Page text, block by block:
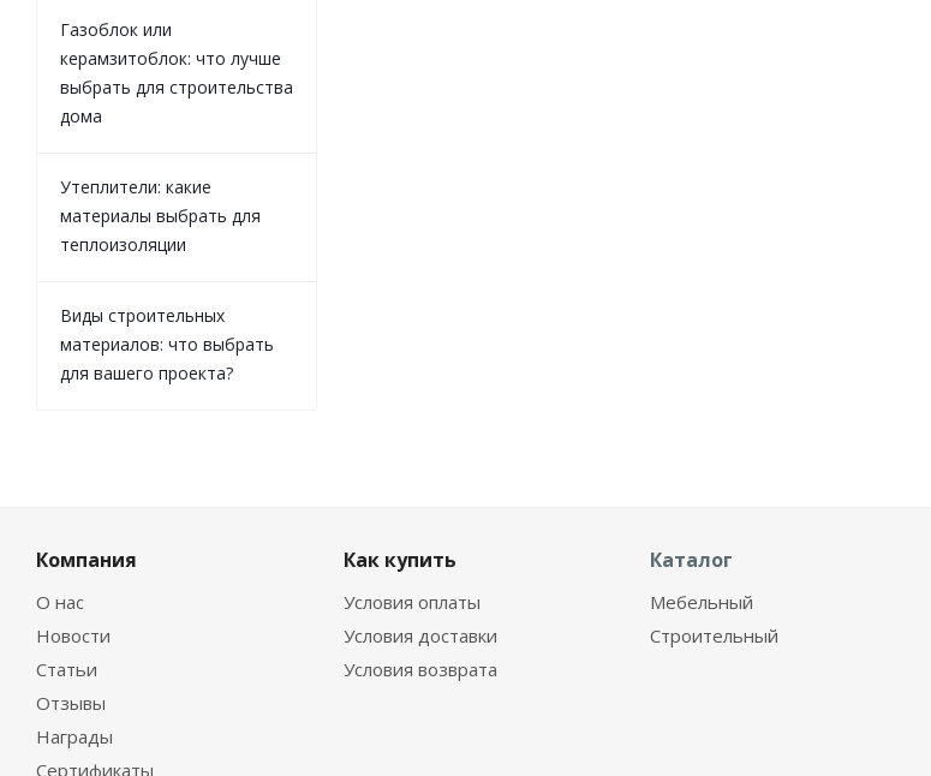
Газоблок или
керамзитоблок: что лучше
выбрать для строительства
дома
Утеплители: какие
материалы выбрать для
теплоизоляции
Виды строительных
материалов: что выбрать
для вашего проекта?
Компания
О нас
Новости
Статьи
Отзывы
Награды
Сертификаты
Как купить
Условия оплаты
Условия доставки
Условия возврата
Каталог
Мебельный
Строительный